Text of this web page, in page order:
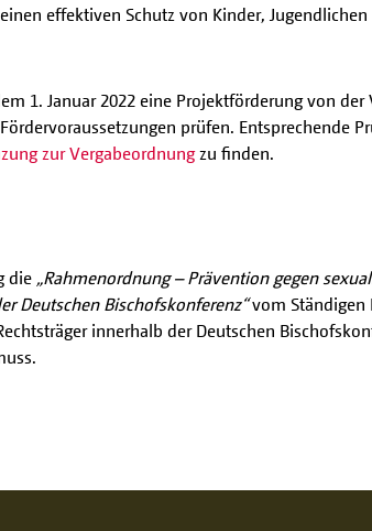
effektiven Schutz von Kinder,
1. Januar 2022 eine Projektförderung von
prüfen. Entsprechende
zur Vergabeordnungzu finden.
die „Rahmenordnung – Prävention gegen
Deutschen Bischofskonferenz“vom Ständigen
innerhalb der Deutschen